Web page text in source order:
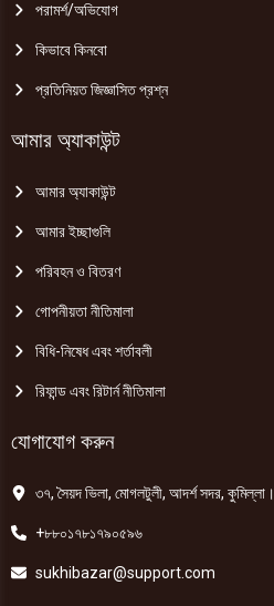
পরামর্শ/অভিযোগ
কিভাবে কিনবো
প্রতিনিয়ত জিজ্ঞাসিত প্রশ্ন
আমার অ্যাকাউন্ট
আমার অ্যাকাউন্ট
আমার ইচ্ছাগুলি
পরিবহন ও বিতরণ
গোপনীয়তা নীতিমালা
বিধি-নিষেধ এবং শর্তাবলী
রিফান্ড এবং রিটার্ন নীতিমালা
যোগাযোগ করুন
৩৭, সৈয়দ ভিলা, মোগলটুলী, আদর্শ সদর, কুমিল্লা।
+৮৮০১৭৮১৭৯০৫৯৬
sukhibazar@support.com